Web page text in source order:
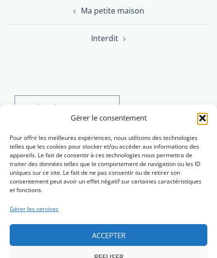
Gérer le consentement
Pour offrir les meilleures expériences, nous utilisons des technologies
telles que les cookies pour stocker et/ou accéder aux informations des
appareils. Le fait de consentir à ces technologies nous permettra de
traiter des données telles que le comportement de navigation ou les ID
uniques sur ce site. Le fait de ne pas consentir ou de retirer son
consentement peut avoir un effet négatif sur certaines caractéristiques
et fonctions.
Gérer les services
ACCEPTER
Ma petite maison
Interdit